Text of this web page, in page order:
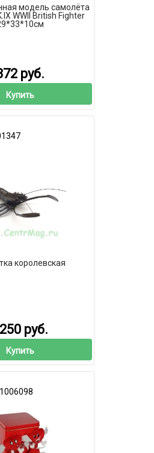
модель самолёта
WWII British Fighter
руб.
Купить
королевская
руб.
Купить